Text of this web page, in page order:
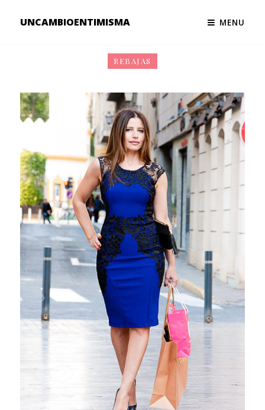
UNCAMBIOENTIMISMA MENU
REBAJAS